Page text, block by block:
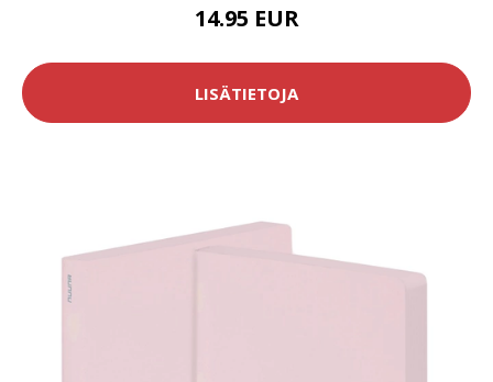
14.95 EUR
LISÄTIETOJA